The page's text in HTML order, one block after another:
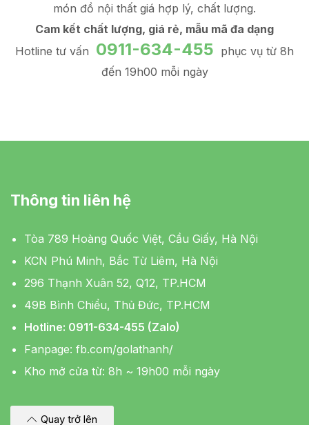
món đồ nội thất giá hợp lý, chất lượng.
Cam kết chất lượng, giá rẻ, mẫu mã đa dạng
Hotline tư vấn 0911-634-455 phục vụ từ 8h
đến 19h00 mỗi ngày
Thông tin liên hệ
Tòa 789 Hoàng Quốc Việt, Cầu Giấy, Hà Nội
KCN Phú Minh, Bắc Từ Liêm, Hà Nội
296 Thạnh Xuân 52, Q12, TP.HCM
49B Bình Chiểu, Thủ Đức, TP.HCM
Hotline: 0911-634-455 (Zalo)
Fanpage: fb.com/golathanh/
Kho mở cửa từ: 8h ~ 19h00 mỗi ngày
Quay trở lên